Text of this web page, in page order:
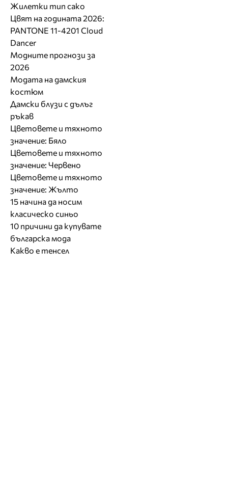
Жилетки тип сако
Цвят на годината 2026:
PANTONE 11-4201 Cloud
Dancer
Модните прогнози за
2026
Модата на дамския
костюм
Дамски блузи с дълъг
ръкав
Цветовете и тяхното
значение: Бяло
Цветовете и тяхното
значение: Червено
Цветовете и тяхното
значение: Жълто
15 начина да носим
класическо синьо
10 причини да купувате
българска мода
Какво е тенсел